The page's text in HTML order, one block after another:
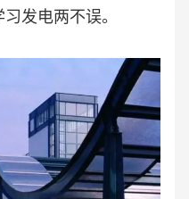
发电两不误。